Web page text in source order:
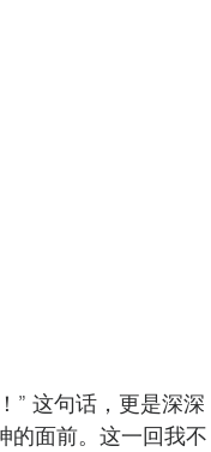
” 这句话，更是深深
的面前。这一回我不